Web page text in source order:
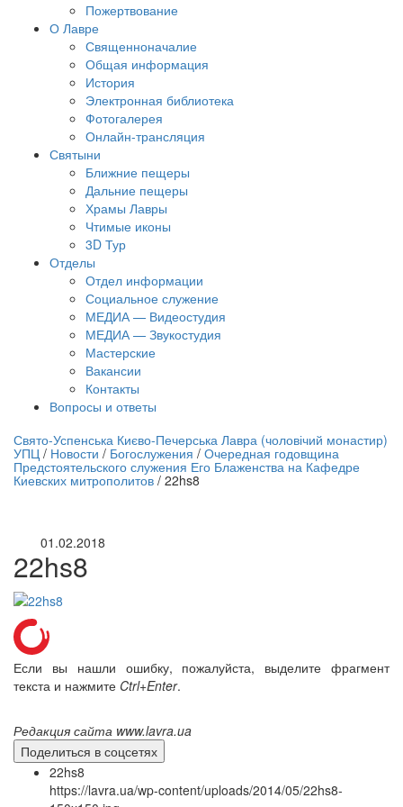
Пожертвование
О Лавре
Священноначалие
Общая информация
История
Электронная библиотека
Фотогалерея
Онлайн-трансляция
Святыни
Ближние пещеры
Дальние пещеры
Храмы Лавры
Чтимые иконы
3D Тур
Отделы
Отдел информации
Социальное служение
МЕДИА — Видеостудия
МЕДИА — Звукостудия
Мастерские
Вакансии
Контакты
Вопросы и ответы
трансляция | 12 сентября
трансляции
Свято-Успенська Києво-Печерська Лавра (чоловічий монастир)
УПЦ / Новости / Богослужения / Очередная годовщина
Предстоятельского служения Его Блаженства на Кафедре
Киевских митрополитов / 22hs8
01.02.2018
22hs8
Если вы нашли ошибку, пожалуйста, выделите фрагмент
текста и нажмите Ctrl+Enter.
Редакция сайта www.lavra.ua
Поделиться в соцсетях
22hs8
https://lavra.ua/wp-content/uploads/2014/05/22hs8-